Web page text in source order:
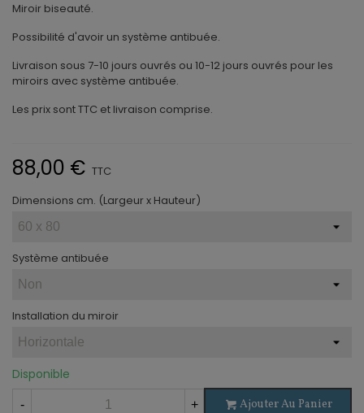
Miroir biseauté.
Possibilité d'avoir un système antibuée.
Livraison sous 7-10 jours ouvrés ou 10-12 jours ouvrés pour les
miroirs avec système antibuée.
Les prix sont TTC et livraison comprise.
88,00 € TTC
Dimensions cm. (Largeur x Hauteur)
Système antibuée
Installation du miroir
Disponible
- + Ajouter Au Panier